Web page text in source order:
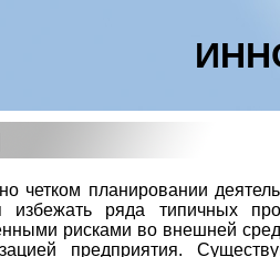
четком планировании
избежать ряда типичных
рисками во внешней
предприятия.